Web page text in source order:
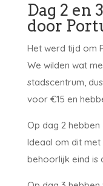
Dag 2 en
door
Het werd tijd om
We wilden wat
stadscentrum,
voor €15 en
Op dag 2 hebben
Ideaal om dit
behoorlijk eind is